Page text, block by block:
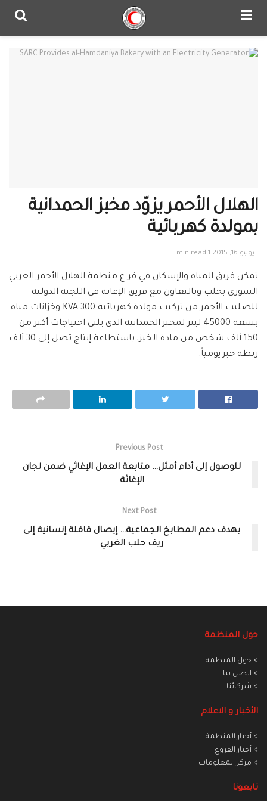
الهلال الأحمر يزوّد مخبز الحمدانية
بمولدة كهربائية
يونيو 16, 2015 1 min read
تمكن فريق المياه والإسكان في فر ع منظمة الهلال الأحمر العربي
السوري بحلب وبالتعاون مع فريق الإغاثة في اللجنة الدولية
للصليب الأحمر من تركيب مولدة كهربائية 300 KVA وخزانات مياه
بسعة 45000 ليتر لمخبز الحمدانية الذي يلبي احتياجات أكثر من
150 ألف شخص من مادة الخبز، باستطاعة إنتاج تصل إلى 30 ألف
ربطة خبز يومياً.
Previous Post
للوصول إلى أداء أمثل… متابعة العمل الإغاثي ضمن لجان
الإغاثة
Next Post
بهدف دعم المطابخ الجماعية… إيصال قافلة إنسانية إلى
ريف حلب الغربي
حول المنظمة
> حول المنظمة
> اتصل بنا
> شركائنا
الأخبار و الاعلام
> أخبار المنطمة
> أخبار الفروع
> مركز المعلومات
تابعونا